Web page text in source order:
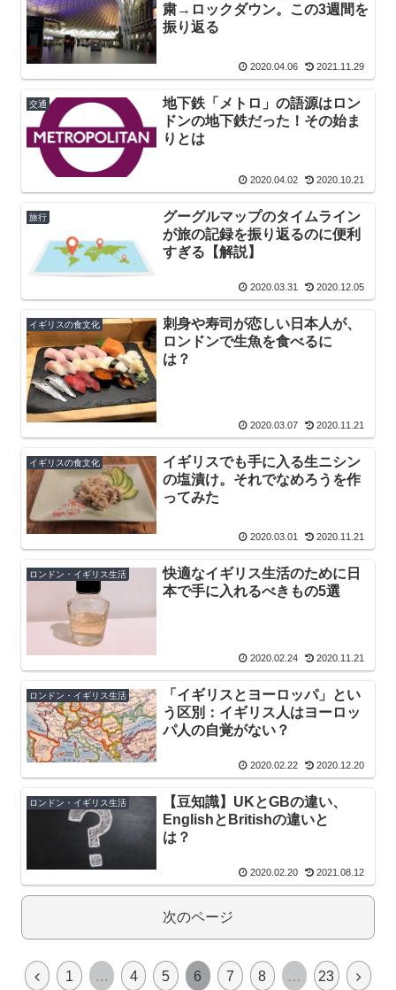
粛→ロックダウン。この3週間を
振り返る
2020.04.06 2021.11.29
交通
地下鉄「メトロ」の語源はロン
ドンの地下鉄だった！その始ま
りとは
2020.04.02 2020.10.21
旅行
グーグルマップのタイムライン
が旅の記録を振り返るのに便利
すぎる【解説】
2020.03.31 2020.12.05
イギリスの食文化
刺身や寿司が恋しい日本人が、
ロンドンで生魚を食べるに
は？
2020.03.07 2020.11.21
イギリスの食文化
イギリスでも手に入る生ニシン
の塩漬け。それでなめろうを作
ってみた
2020.03.01 2020.11.21
ロンドン・イギリス生活
快適なイギリス生活のために日
本で手に入れるべきもの5選
2020.02.24 2020.11.21
ロンドン・イギリス生活
「イギリスとヨーロッパ」とい
う区別：イギリス人はヨーロッ
パ人の自覚がない？
2020.02.22 2020.12.20
ロンドン・イギリス生活
【豆知識】UKとGBの違い、
EnglishとBritishの違いと
は？
2020.02.20 2021.08.12
次のページ
1 … 4 5 6 7 8 … 23